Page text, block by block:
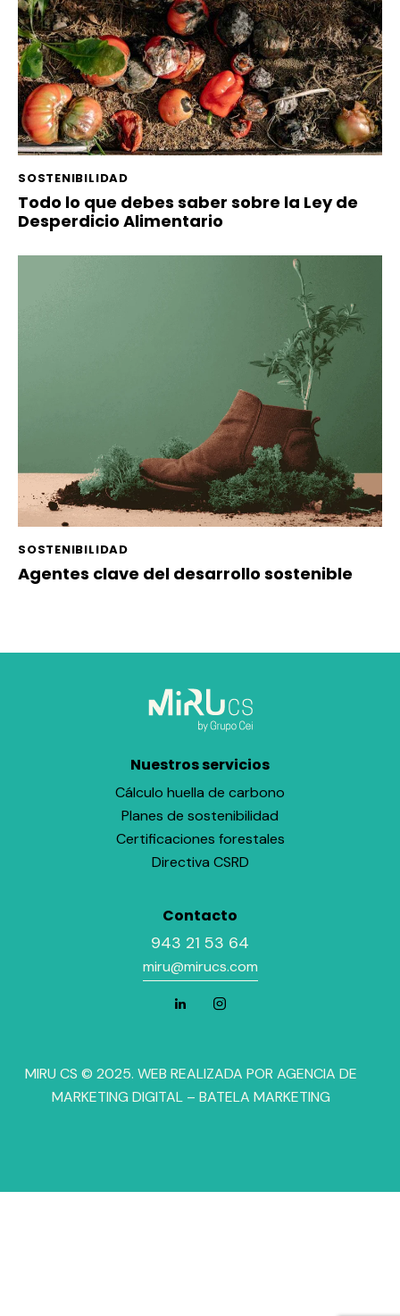
SOSTENIBILIDAD
Todo lo que debes saber sobre la Ley de
Desperdicio Alimentario
SOSTENIBILIDAD
Agentes clave del desarrollo sostenible
Nuestros servicios
Cálculo huella de carbono
Planes de sostenibilidad
Certificaciones forestales
Directiva CSRD
Contacto
943 21 53 64
miru@mirucs.com
MIRU CS © 2025. WEB REALIZADA POR AGENCIA DE
MARKETING DIGITAL – BATELA MARKETING